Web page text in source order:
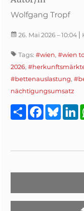
Wolfgang Tropf
26. Mai 2026 – 10:04 |
Tags: #wien, #wien
2026,
#bettenauslastung,
nächtigungsumsatz
TeilenFacebook